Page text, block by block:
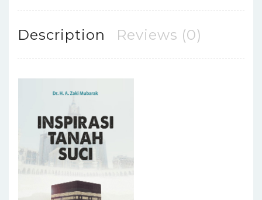
Description Reviews (0)